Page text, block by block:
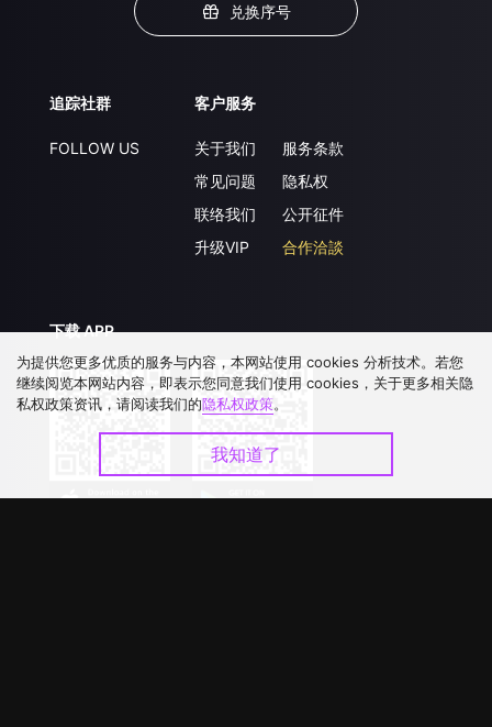
兑换序号
追踪社群
FOLLOW US
客户服务
关于我们
常见问题
联络我们
升级VIP
服务条款
隐私权
公开征件
合作洽談
下载 APP
为提供您更多优质的服务与内容，本网站使用 cookies 分析技术。若您
继续阅览本网站内容，即表示您同意我们使用 cookies，关于更多相关隐
私权政策资讯，请阅读我们的隐私权政策。
我知道了